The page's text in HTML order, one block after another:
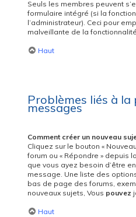
Seuls les membres peuvent
formulaire intégré (si la
l’administrateur). Ceci pour
malveillante de la
Haut
Problèmes liés à
messages
Comment créer un nouveau
Cliquez sur le bouton «
forum ou « Répondre » depuis
que vous ayez besoin d’être
message. Une liste des
bas de page des forums,
nouveaux sujets, Vous pouvez
Haut